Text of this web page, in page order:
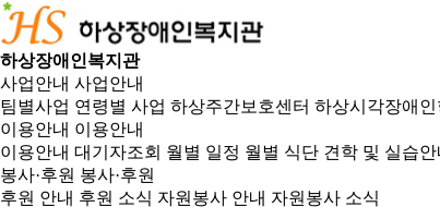
하상장애인복지관
사업안내 사업안내
팀별사업 연령별 사업 하상주간보호센터 하상시각장애
이용안내 이용안내
이용안내 대기자조회 월별 일정 월별 식단 견학 및 실습안
봉사·후원 봉사·후원
후원 안내 후원 소식 자원봉사 안내 자원봉사 소식